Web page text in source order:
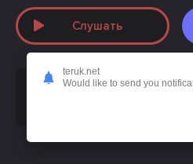
Слушать
Скачать песнюХабиб Рам,
teruk.net
Would like to send you